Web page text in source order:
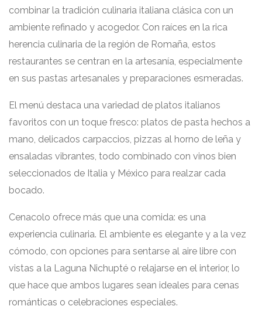
combinar la tradición culinaria italiana clásica con un
ambiente refinado y acogedor. Con raíces en la rica
herencia culinaria de la región de Romaña, estos
restaurantes se centran en la artesanía, especialmente
en sus pastas artesanales y preparaciones esmeradas.
El menú destaca una variedad de platos italianos
favoritos con un toque fresco: platos de pasta hechos a
mano, delicados carpaccios, pizzas al horno de leña y
ensaladas vibrantes, todo combinado con vinos bien
seleccionados de Italia y México para realzar cada
bocado.
Cenacolo ofrece más que una comida: es una
experiencia culinaria. El ambiente es elegante y a la vez
cómodo, con opciones para sentarse al aire libre con
vistas a la Laguna Nichupté o relajarse en el interior, lo
que hace que ambos lugares sean ideales para cenas
románticas o celebraciones especiales.